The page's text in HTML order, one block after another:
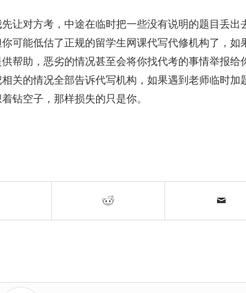
让对方考，中途在临时把一些没有说明的题目丢出
可能低估了正规的留学生网课代写代修机构了，如
帮助，恶劣的情况甚至会将你找代考的事情举报给
关的情况全部告诉代写机构，如果遇到老师临时加
钻空子，那样损失的只是你。